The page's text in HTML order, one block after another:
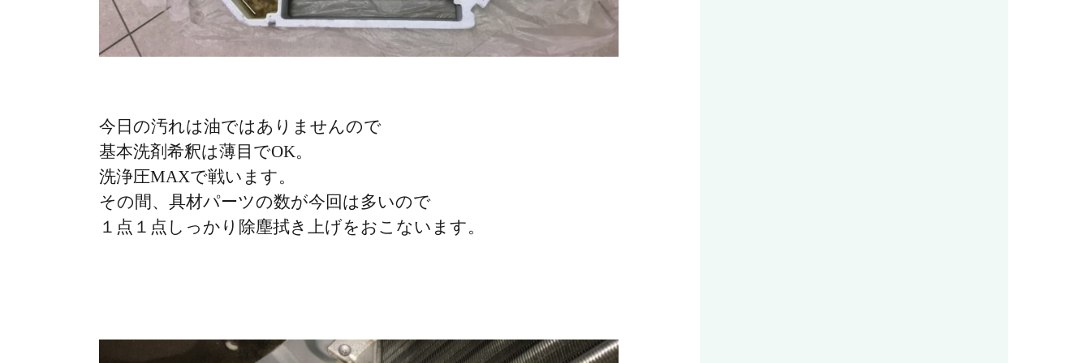
今日の汚れは油ではありませんので
基本洗剤希釈は薄目でOK。
洗浄圧MAXで戦います。
その間、具材パーツの数が今回は多いので
１点１点しっかり除塵拭き上げをおこないます。